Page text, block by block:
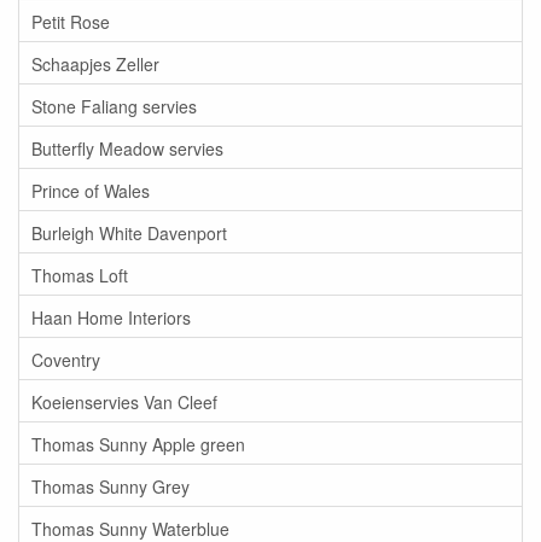
Petit Rose
Schaapjes Zeller
Stone Faliang servies
Butterfly Meadow servies
Prince of Wales
Burleigh White Davenport
Thomas Loft
Haan Home Interiors
Coventry
Koeienservies Van Cleef
Thomas Sunny Apple green
Thomas Sunny Grey
Thomas Sunny Waterblue